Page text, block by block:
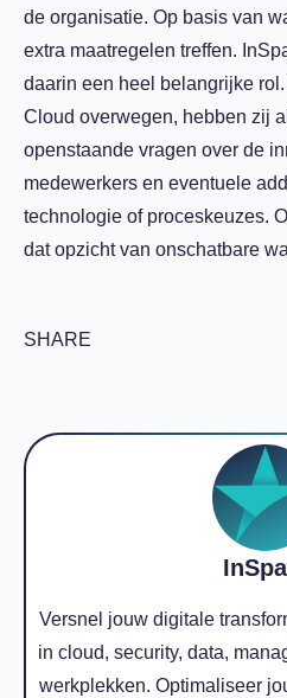
de organisatie. Op basis van
extra maatregelen treffen.
daarin een heel belangrijke
Cloud overwegen, hebben zij
openstaande vragen over de
medewerkers en eventuele
technologie of proceskeuzes.
dat opzicht van onschatbare
SHARE
Versnel jouw digitale
in cloud, security, data,
werkplekken. Optimaliseer